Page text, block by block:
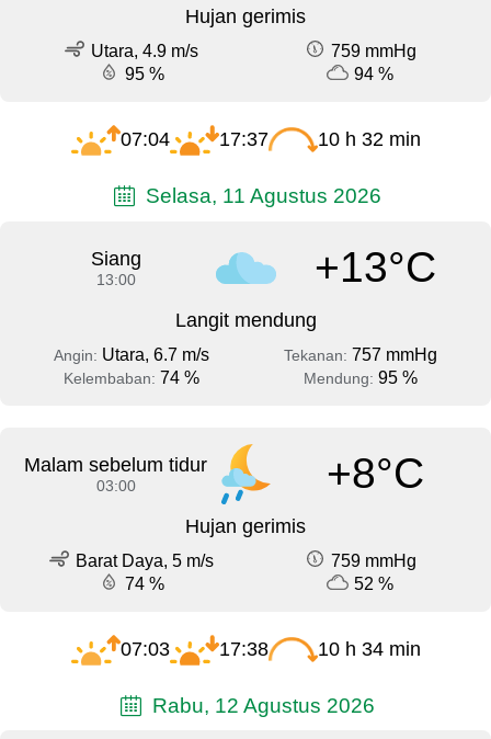
Hujan gerimis
Utara, 4.9 m/s
759 mmHg
95 %
94 %
07:04 17:37 10 h 32 min
Selasa, 11 Agustus 2026
Siang
13:00 +13°C
Langit mendung
Angin: Utara, 6.7 m/s Tekanan: 757 mmHg
Kelembaban: 74 % Mendung: 95 %
Malam sebelum tidur
03:00 +8°C
Hujan gerimis
Barat Daya, 5 m/s
759 mmHg
74 %
52 %
07:03 17:38 10 h 34 min
Rabu, 12 Agustus 2026